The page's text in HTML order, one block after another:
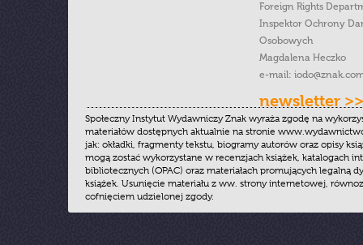
Foreign Rights
Inspektor Ochrony
Osobowych
Magdalena Heczko
e-mail:
newsletter >>
Społeczny Instytut Wydawniczy Znak wyraża zgodę na
materiałów dostępnych aktualnie na stronie
jak: okładki, fragmenty tekstu, biogramy autorów oraz opisy
mogą zostać wykorzystane w recenzjach książek, katalogach
bibliotecznych (OPAC) oraz materiałach promujących legalną
książek. Usunięcie materiału z ww. strony internetowej,
cofnięciem udzielonej zgody.